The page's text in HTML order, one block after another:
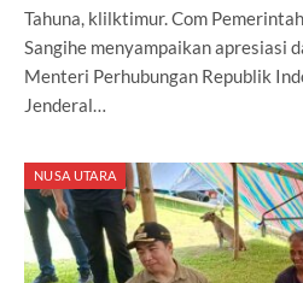
Tahuna, klilktimur. Com
Sangihe menyampaikan apresiasi
Menteri Perhubungan Republik
Jenderal…
NUSA UTARA